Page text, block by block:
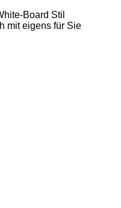
Board Stil
mit eigens für Sie